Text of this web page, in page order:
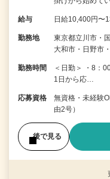
給与 日給10,400円〜
勤務地
東京都立川市・
大和市・日野市
勤務時間
＜日勤＞ ・8：
1日から応…
応募資格
無資格・未経験
由2号）
後で見る